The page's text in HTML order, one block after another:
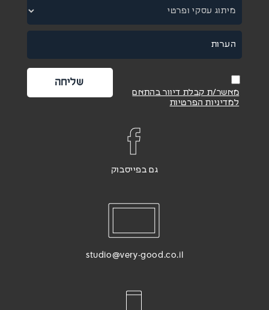
מאשר/ת קבלת דיוור בהתאם
למדיניות הפרטיות
גם בפייסבוק
studio@very-good.co.il